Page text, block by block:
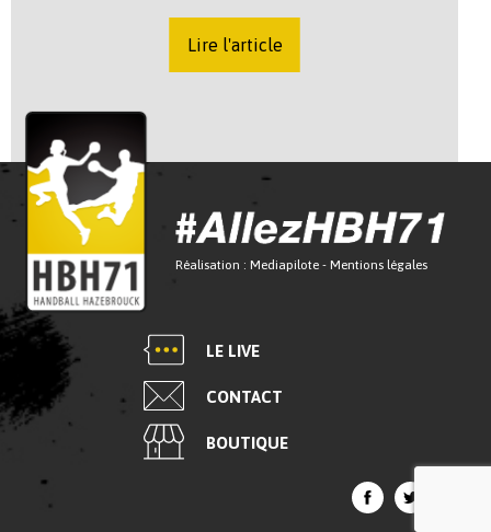
Lire l'article
Réalisation : Mediapilote - Mentions légales
LE LIVE
CONTACT
BOUTIQUE